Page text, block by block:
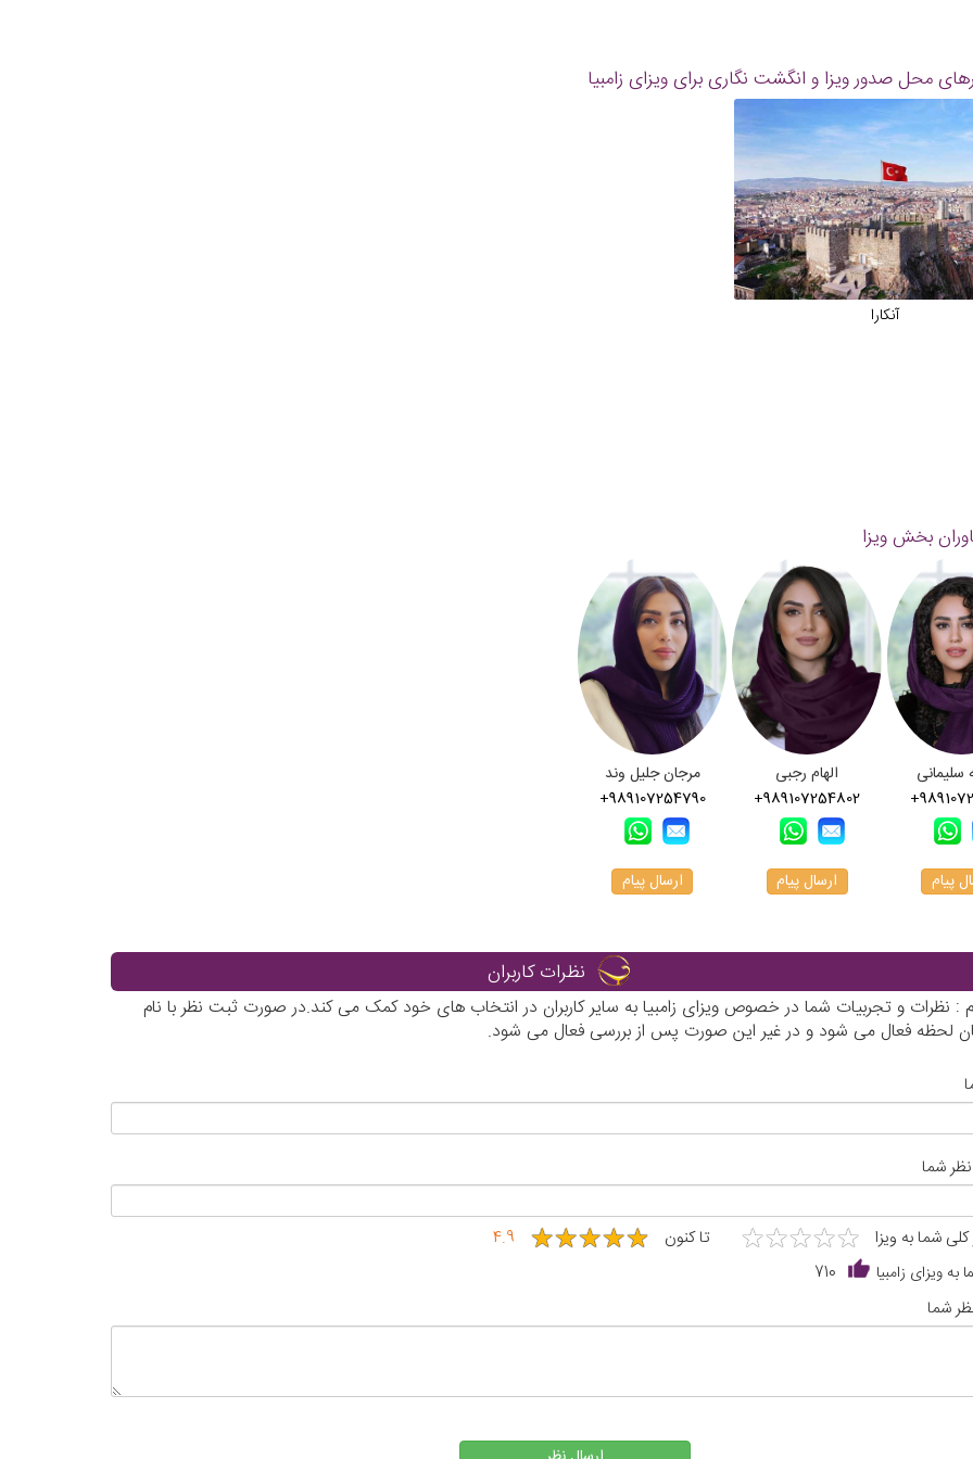
محل صدور ویزا و انگشت نگاری برای ویزای زامبیا
آنکارا
بخش ویزا
سلیمانی
پیام
الهام رجبی
+989107254802
ارسال پیام
مرجان جلیل وند
+989107254790
ارسال پیام
نظرات کاربران
: نظرات و تجربیات شما در خصوص ویزای زامبیا به سایر کاربران در انتخاب های خود کمک می کند.در صورت ثبت نظر با نام
لحظه فعال می شود و در غیر این صورت پس از بررسی فعال می شود.
شما
کلی شما به ویزا ★★★★★
★★★★★ تا کنون ★★★★★
★★★★★
4.9
به ویزای زامبیا 710
شما